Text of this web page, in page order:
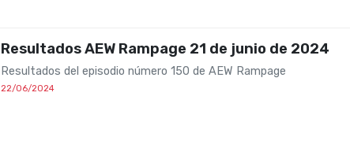
Resultados AEW Rampage 21 de junio de 2024
Resultados del episodio número 150 de AEW Rampage
22/06/2024